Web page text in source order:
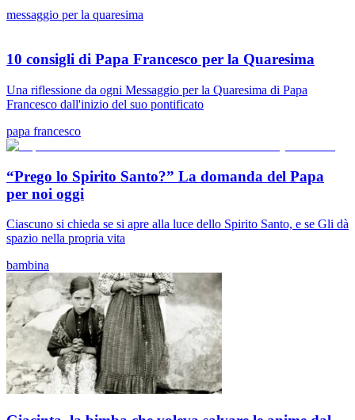
messaggio per la quaresima
10 consigli di Papa Francesco per la Quaresima
Una riflessione da ogni Messaggio per la Quaresima di Papa
Francesco dall'inizio del suo pontificato
papa francesco
“Prego lo Spirito Santo?” La domanda del Papa
per noi oggi
Ciascuno si chieda se si apre alla luce dello Spirito Santo, e se Gli dà
spazio nella propria vita
bambina